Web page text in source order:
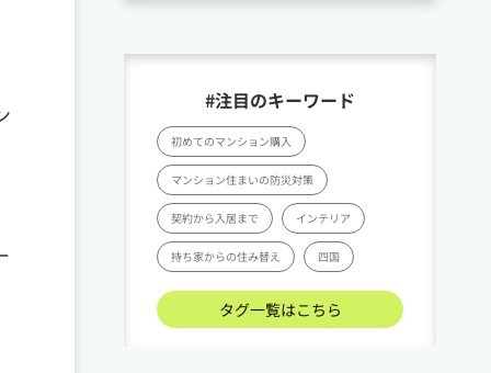
#注目のキーワード
初めてのマンション購入
マンション住まいの防災対策
契約から入居まで インテリア
持ち家からの住み替え 四国
タグ一覧はこちら